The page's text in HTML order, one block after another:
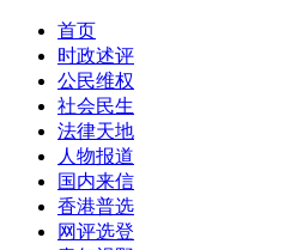
首页
时政述评
公民维权
社会民生
法律天地
人物报道
国内来信
香港普选
网评选登